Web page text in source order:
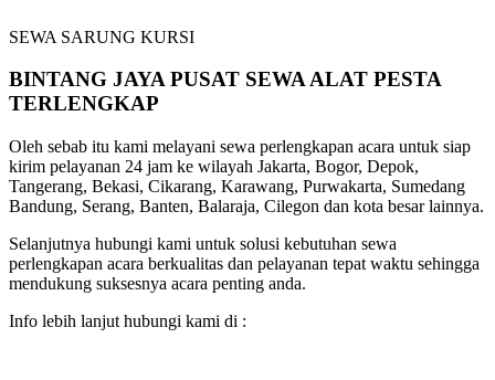
SEWA SARUNG KURSI
BINTANG JAYA PUSAT SEWA ALAT PESTA
TERLENGKAP
Oleh sebab itu kami melayani sewa perlengkapan acara untuk siap
kirim pelayanan 24 jam ke wilayah Jakarta, Bogor, Depok,
Tangerang, Bekasi, Cikarang, Karawang, Purwakarta, Sumedang
Bandung, Serang, Banten, Balaraja, Cilegon dan kota besar lainnya.
Selanjutnya hubungi kami untuk solusi kebutuhan sewa
perlengkapan acara berkualitas dan pelayanan tepat waktu sehingga
mendukung suksesnya acara penting anda.
Info lebih lanjut hubungi kami di :